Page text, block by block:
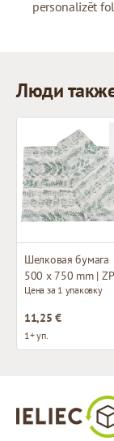
personalizēt
Люди
Шелковая бумага
500 x 750 mm |
Цена за 1 упаковку
11,25 €
1+ уп.